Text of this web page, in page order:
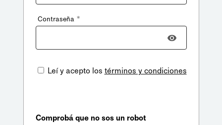
Contraseña *
Leí y acepto los términos y condiciones
Comprobá que no sos un robot